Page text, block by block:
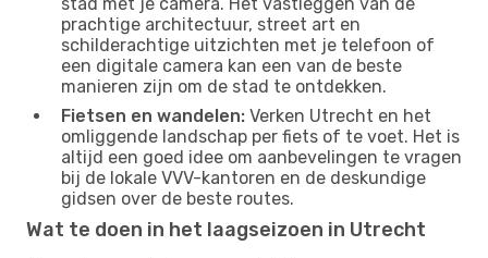
prachtige architectuur, street art en
schilderachtige uitzichten met je telefoon of
een digitale camera kan een van de beste
manieren zijn om de stad te ontdekken.
Fietsen en wandelen: Verken Utrecht en het
omliggende landschap per fiets of te voet. Het is
altijd een goed idee om aanbevelingen te vragen
bij de lokale VVV-kantoren en de deskundige
gidsen over de beste routes.
Wat te doen in het laagseizoen in Utrecht